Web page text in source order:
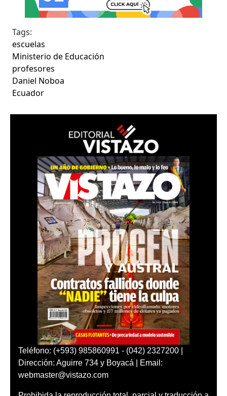
Tags:
escuelas
Ministerio de Educación
profesores
Daniel Noboa
Ecuador
Teléfono: (+593) 985860991 - (042) 2327200 |
Dirección: Aguirre 734 y Boyacá | Email:
webmaster@vistazo.com